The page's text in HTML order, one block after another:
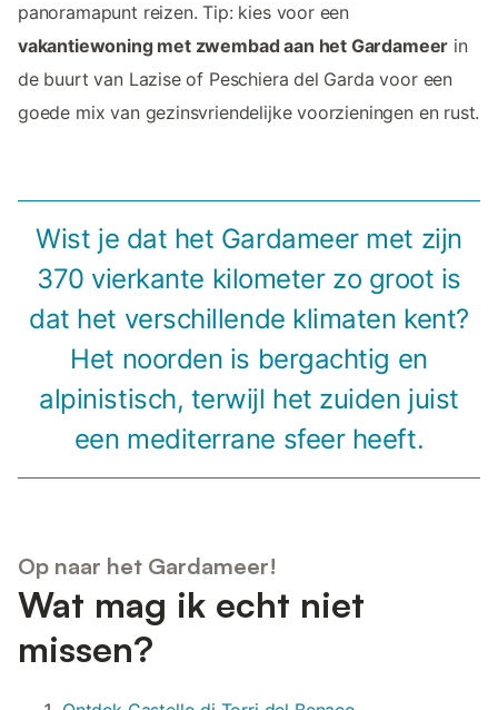
panoramapunt reizen. Tip: kies voor een
vakantiewoning met zwembad aan het Gardameer in
de buurt van Lazise of Peschiera del Garda voor een
goede mix van gezinsvriendelijke voorzieningen en rust.
Wist je dat het Gardameer met zijn
370 vierkante kilometer zo groot is
dat het verschillende klimaten kent?
Het noorden is bergachtig en
alpinistisch, terwijl het zuiden juist
een mediterrane sfeer heeft.
Op naar het Gardameer!
Wat mag ik echt niet
missen?